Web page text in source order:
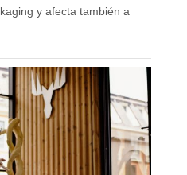
y afecta también a